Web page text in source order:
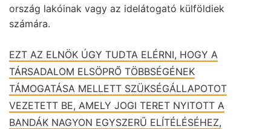
ország lakóinak vagy az idelátogató külföldiek
számára.
EZT AZ ELNÖK ÚGY TUDTA ELÉRNI, HOGY A
TÁRSADALOM ELSÖPRŐ TÖBBSÉGÉNEK
TÁMOGATÁSA MELLETT SZÜKSÉGÁLLAPOTOT
VEZETETT BE, AMELY JOGI TERET NYITOTT A
BANDÁK NAGYON EGYSZERŰ ELÍTÉLÉSÉHEZ,